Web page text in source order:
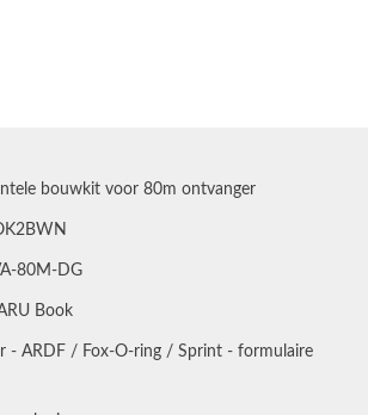
bouwkit voor 80m ontvanger
80M-DG
Book
- ARDF / Fox-O-ring / Sprint - formulaire